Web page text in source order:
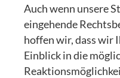
Auch wenn unsere
eingehende
hoffen wir, dass wir
Einblick in die